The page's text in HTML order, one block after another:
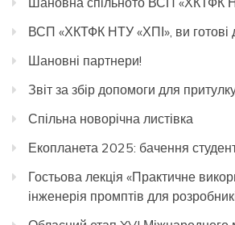
ВСП «ХКТФК НТУ «ХПІ», ви готові
Шановні партнери!
Звіт за збір допомоги для
Спільна новорічна листівка
Екопланета 2025: бачення
Гостьова лекція «Практичне
інженерія промптів для